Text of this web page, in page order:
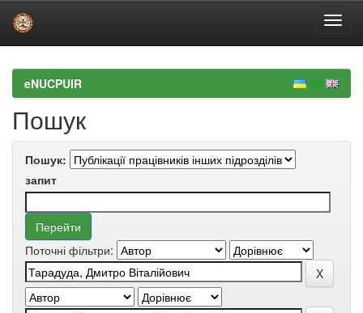
navigationeNUCPUIR
Пошук
Пошук:
запит
Поточні фільтри: